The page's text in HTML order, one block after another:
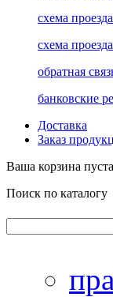
схема
схема
обратная
банковские
Доставка
Заказ
Ваша корзина
Поиск по каталогу